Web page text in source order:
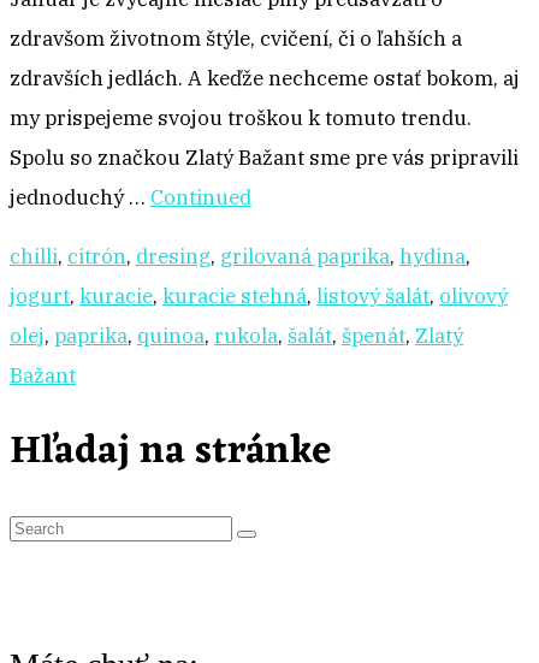
zdravšom životnom štýle, cvičení, či o ľahších a
zdravších jedlách. A keďže nechceme ostať bokom, aj
my prispejeme svojou troškou k tomuto trendu.
Spolu so značkou Zlatý Bažant sme pre vás pripravili
jednoduchý … Continued
chilli, citrón, dresing, grilovaná paprika, hydina,
jogurt, kuracie, kuracie stehná, listový šalát, olivový
olej, paprika, quinoa, rukola, šalát, špenát, Zlatý
Bažant
Hľadaj na stránke
S